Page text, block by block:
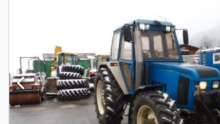
WMAN13ZZ4EY312503 = Mais informações =
bom Estado visual: muito bom Preço: Sob
matrícula: 2DAA498 Dedjymrtnepfx Am Sock
empresa = Se tiver alguma dúvida ou sugestão,
contactar-nos. Garantimos resposta em até 8
são sem IVA. Nenhum direito pode ser derivado
fornecidas. Telefone do escritório: MOB:
Alemão - Francês - Espanhol - Italiano